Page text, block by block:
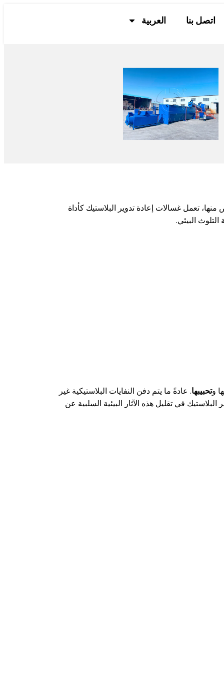
اتصل بنا العربية
منها، تعمل غسالات إعادة تدوير البلاستيك كأداة
البيئي.
وتحبيبها. عادةً ما يتم دفن النفايات البلاستيكية غير
في تقليل هذه الآثار البيئية السلبية عن